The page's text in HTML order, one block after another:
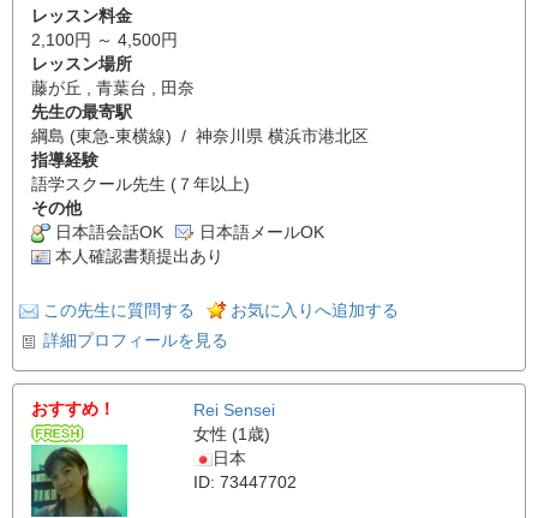
レッスン料金
2,100円 ～ 4,500円
レッスン場所
藤が丘 , 青葉台 , 田奈
先生の最寄駅
綱島 (東急-東横線) / 神奈川県 横浜市港北区
指導経験
語学スクール先生 (７年以上)
その他
日本語会話OK
日本語メールOK
本人確認書類提出あり
この先生に質問する
お気に入りへ追加する
詳細プロフィールを見る
おすすめ！
Rei Sensei
女性 (1歳)
日本
ID: 73447702